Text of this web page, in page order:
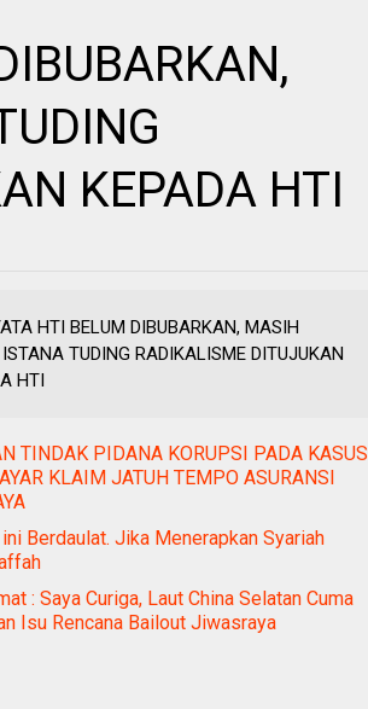
KEPADA HTI
HTI BELUM DIBUBARKAN, MASIH
ISTANA TUDING RADIKALISME DITUJUKAN
HTI
TINDAK PIDANA KORUPSI PADA KASUS
KLAIM JATUH TEMPO ASURANSI
Berdaulat. Jika Menerapkan Syariah
: Saya Curiga, Laut China Selatan Cuma
Isu Rencana Bailout Jiwasraya